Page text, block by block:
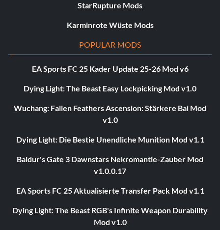
StarRupture Mods
Karminrote Wüste Mods
POPULAR MODS
EA Sports FC 25 Kader Update 25-26 Mod v6
Dying Light: The Beast Easy Lockpicking Mod v1.0
Wuchang: Fallen Feathers Ascension: Stärkere Bai Mod
v1.0
Dying Light: Die Bestie Unendliche Munition Mod v1.1
Baldur's Gate 3 Dawnstars Nekromantie-Zauber Mod
v1.0.0.17
EA Sports FC 25 Aktualisierte Transfer Pack Mod v1.1
Dying Light: The Beast RGB's Infinite Weapon Durability
Mod v1.0